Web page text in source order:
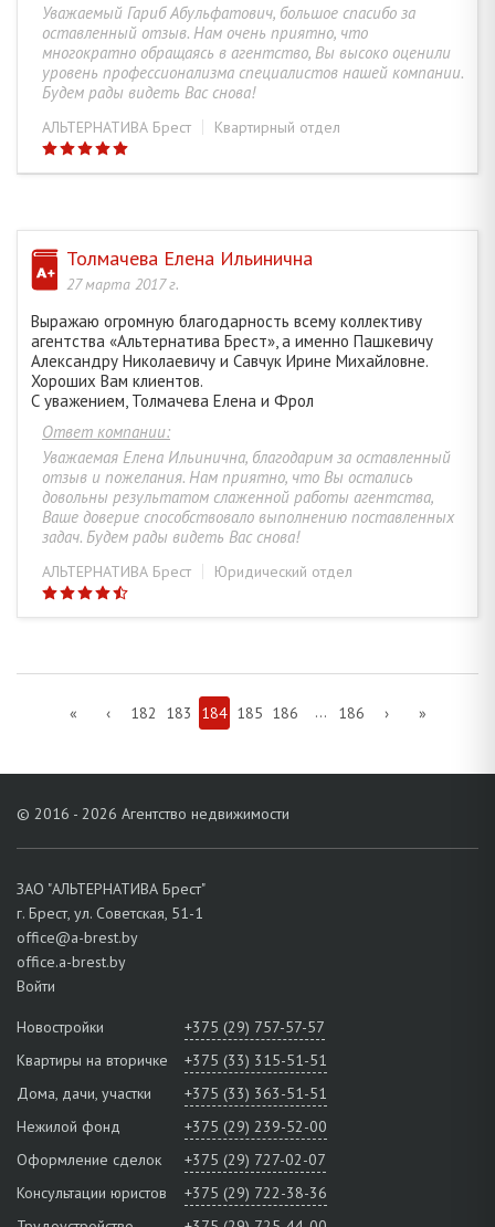
Уважаемый Гариб Абульфатович, большое спасибо за
оставленный отзыв. Нам очень приятно, что
многократно обращаясь в агентство, Вы высоко оценили
уровень профессионализма специалистов нашей компании.
Будем рады видеть Вас снова!
АЛЬТЕРНАТИВА Брест Квартирный отдел
Толмачева Елена Ильинична
27 марта 2017 г.
Выражаю огромную благодарность всему коллективу
агентства «Альтернатива Брест», а именно Пашкевичу
Александру Николаевичу и Савчук Ирине Михайловне.
Хороших Вам клиентов.
С уважением, Толмачева Елена и Фрол
Ответ компании:
Уважаемая Елена Ильинична, благодарим за оставленный
отзыв и пожелания. Нам приятно, что Вы остались
довольны результатом слаженной работы агентства,
Ваше доверие способствовало выполнению поставленных
задач. Будем рады видеть Вас снова!
АЛЬТЕРНАТИВА Брест Юридический отдел
« ‹ 182 183 184 185 186 ... 186 › »
© 2016 - 2026 Агентство недвижимости
ЗАО "АЛЬТЕРНАТИВА Брест"
г. Брест, ул. Советская, 51-1
office@a-brest.by
office.a-brest.by
Войти
Новостройки
+375 (29) 757-57-57
Квартиры на вторичке
+375 (33) 315-51-51
Дома, дачи, участки
+375 (33) 363-51-51
Нежилой фонд
+375 (29) 239-52-00
Оформление сделок
+375 (29) 727-02-07
Консультации юристов
+375 (29) 722-38-36